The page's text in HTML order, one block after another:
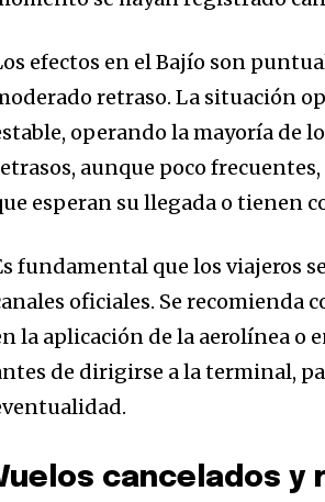
efectos en el Bajío son
retraso. La situación
operando la mayoría de
aunque poco
esperan su llegada o tienen
fundamental que los viajeros
oficiales. Se recomienda
la aplicación de la aerolínea o
de dirigirse a la terminal,
cancelados y